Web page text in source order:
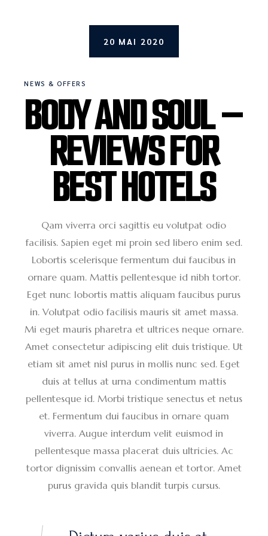
20 MAI 2020
NEWS & OFFERS
BODY AND SOUL –
REVIEWS FOR
BEST HOTELS
Qam viverra orci sagittis eu volutpat odio
facilisis. Sapien eget mi proin sed libero enim sed.
Lobortis scelerisque fermentum dui faucibus in
ornare quam. Mattis pellentesque id nibh tortor.
Eget nunc lobortis mattis aliquam faucibus purus
in. Volutpat odio facilisis mauris sit amet massa.
Mi eget mauris pharetra et ultrices neque ornare.
Amet consectetur adipiscing elit duis tristique. Ut
etiam sit amet nisl purus in mollis nunc sed. Eget
duis at tellus at urna condimentum mattis
pellentesque id. Morbi tristique senectus et netus
et. Fermentum dui faucibus in ornare quam
viverra. Augue interdum velit euismod in
pellentesque massa placerat duis ultricies. Ac
tortor dignissim convallis aenean et tortor. Amet
purus gravida quis blandit turpis cursus.